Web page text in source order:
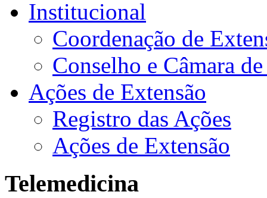
Institucional
Coordenação de
Conselho e Câmara
Ações de Extensão
Registro das Ações
Ações de Extensão
Telemedicina